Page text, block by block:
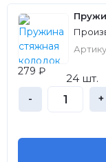
279 ₽
24 шт.
- +